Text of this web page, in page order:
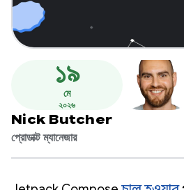
১৯
মে
২০২৬
Nick Butcher
প্রোডাক্ট ম্যানেজার